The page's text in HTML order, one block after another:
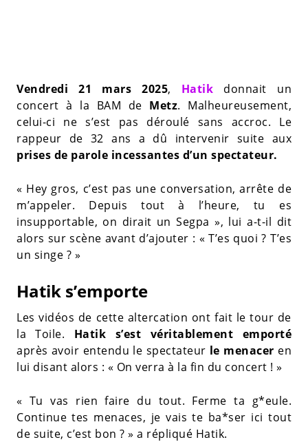
Vendredi 21 mars 2025, Hatik donnait un
concert à la BAM de Metz. Malheureusement,
celui-ci ne s’est pas déroulé sans accroc. Le
rappeur de 32 ans a dû intervenir suite aux
prises de parole incessantes d’un spectateur.
« Hey gros, c’est pas une conversation, arrête de
m’appeler. Depuis tout à l’heure, tu es
insupportable, on dirait un Segpa », lui a-t-il dit
alors sur scène avant d’ajouter : « T’es quoi ? T’es
un singe ? »
Hatik s’emporte
Les vidéos de cette altercation ont fait le tour de
la Toile. Hatik s’est véritablement emporté
après avoir entendu le spectateur le menacer en
lui disant alors : « On verra à la fin du concert ! »
« Tu vas rien faire du tout. Ferme ta g*eule.
Continue tes menaces, je vais te ba*ser ici tout
de suite, c’est bon ? » a répliqué Hatik.